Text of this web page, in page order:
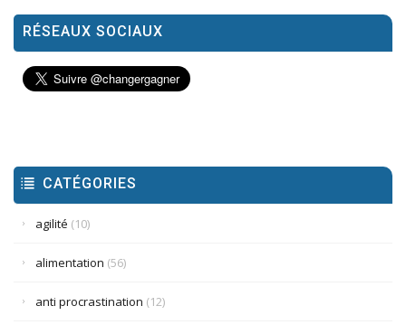
RÉSEAUX SOCIAUX
CATÉGORIES
agilité (10)
alimentation (56)
anti procrastination (12)